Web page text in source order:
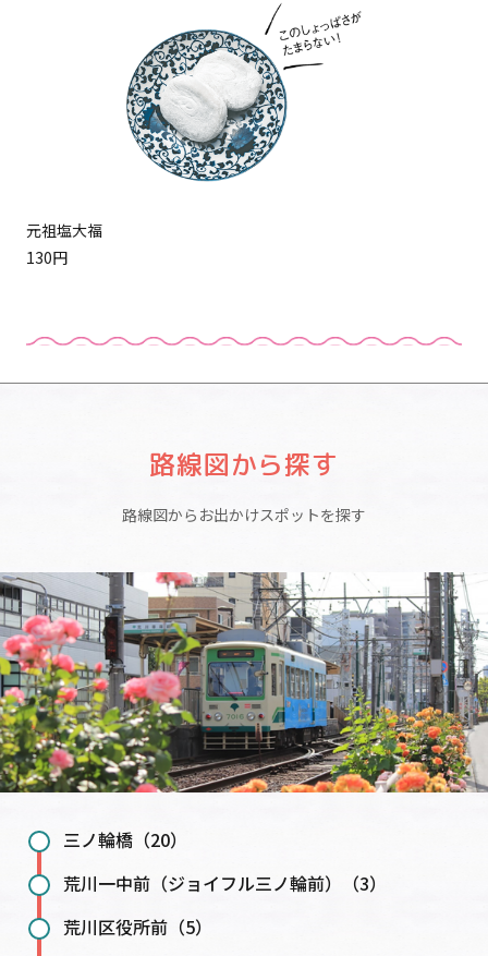
元祖塩大福
130円
路線図から探す
路線図からお出かけスポットを探す
三ノ輪橋（20）
荒川一中前（ジョイフル三ノ輪前）（3）
荒川区役所前（5）